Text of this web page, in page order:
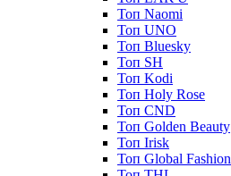
Топ Naomi
Топ UNO
Топ Bluesky
Топ SH
Топ Kodi
Топ Holy Rose
Топ CND
Топ Golden Beauty
Топ Irisk
Топ Global Fashion